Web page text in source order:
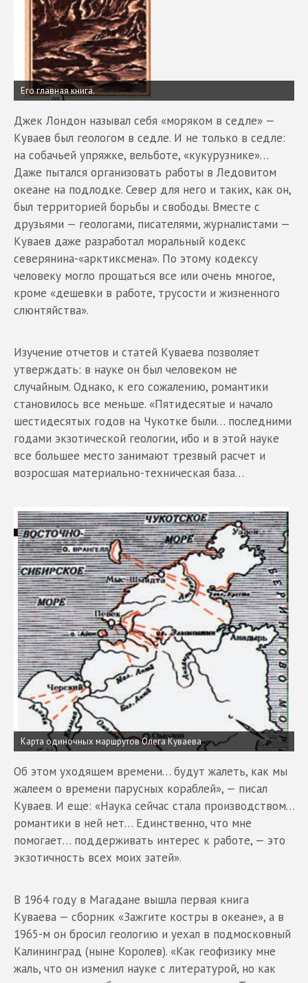
Его главная книга.
Джек Лондон называл себя «моряком в седле» —
Куваев был геологом в седле. И не только в седле:
на собачьей упряжке, вельботе, «кукурузнике»…
Даже пытался организовать работы в Ледовитом
океане на подлодке. Север для него и таких, как он,
был территорией борьбы и свободы. Вместе с
друзьями — геологами, писателями, журналистами —
Куваев даже разработал моральный кодекс
северянина-«арктиксмена». По этому кодексу
человеку могло прощаться все или очень многое,
кроме «дешевки в работе, трусости и жизненного
слюнтяйства».
Изучение отчетов и статей Куваева позволяет
утверждать: в науке он был человеком не
случайным. Однако, к его сожалению, романтики
становилось все меньше. «Пятидесятые и начало
шестидесятых годов на Чукотке были… последними
годами экзотической геологии, ибо и в этой науке
все большее место занимают трезвый расчет и
возросшая материально-техническая база…
Карта одиночных маршрутов Олега Куваева
Об этом уходящем времени… будут жалеть, как мы
жалеем о времени парусных кораблей», — писал
Куваев. И еще: «Наука сейчас стала производством…
романтики в ней нет… Единственно, что мне
помогает… поддерживать интерес к работе, — это
экзотичность всех моих затей».
В 1964 году в Магадане вышла первая книга
Куваева — сборник «Зажгите костры в океане», а в
1965-м он бросил геологию и уехал в подмосковный
Калининград (ныне Королев). «Как геофизику мне
жаль, что он изменил науке с литературой, но как